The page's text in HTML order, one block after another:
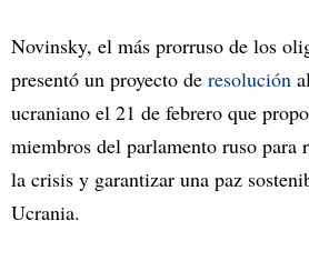
Novinsky, el más prorruso de los
presentó un proyecto de resolución
ucraniano el 21 de febrero que
miembros del parlamento ruso para
la crisis y garantizar una paz
Ucrania.